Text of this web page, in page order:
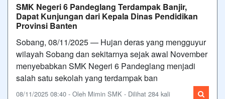
SMK Negeri 6 Pandeglang Terdampak Banjir,
Dapat Kunjungan dari Kepala Dinas Pendidikan
Provinsi Banten
Sobang, 08/11/2025 — Hujan deras yang mengguyur
wilayah Sobang dan sekitarnya sejak awal November
menyebabkan SMK Negeri 6 Pandeglang menjadi
salah satu sekolah yang terdampak ban
08/11/2025 08:40 - Oleh Mimin SMK - Dilihat 284 kali